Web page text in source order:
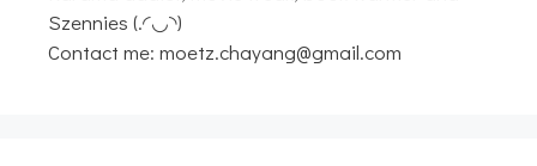
Szennies (.◜◡◝)
Contact me: moetz.chayang@gmail.com